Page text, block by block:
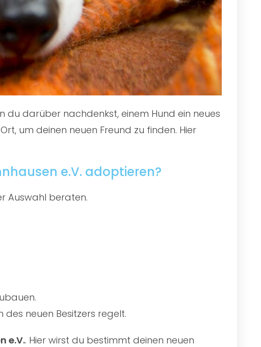
du darüber nachdenkst, einem Hund ein neues
um deinen neuen Freund zu finden. Hier
e.V. adoptieren?
Auswahl beraten.
neuen Besitzers regelt.
e.V.. Hier wirst du bestimmt deinen neuen